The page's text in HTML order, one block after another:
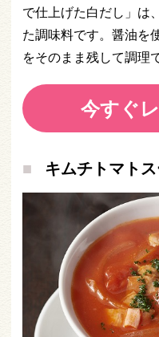
で仕上げた白だし」は
た調味料です。醤油を
をそのまま残して調理
今すぐ
キムチトマト